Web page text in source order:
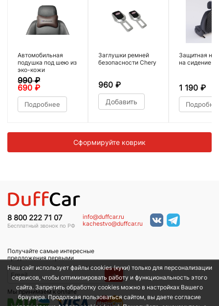
Автомобильная
подушка под шею из
эко-кожи
990₽
690 ₽
Подробнее
Заглушки ремней
безопасности Chery
960 ₽
Добавить
Защитная
на сидение
1 190 ₽
Сформируйте коврик
8 800 222 71 07
Бесплатный звонок по РФ
info@duffcar.ru
kachestvo@duffcar.ru
Получайте самые интересные
предложения первыми
→
Мы принимаем к оплате
Наш сайт использует файлы cookies (куки) только для персонализации
сервисов, чтобы оптимизировать работу и функциональность этого
сайта. Запретить обработку cookies можно в настройках Вашего
браузера. Продолжая пользоваться сайтом, вы даете согласие